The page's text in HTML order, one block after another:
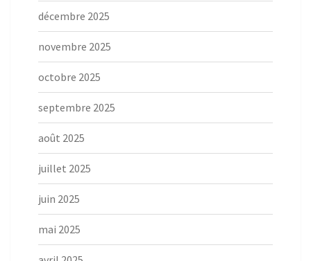
décembre 2025
novembre 2025
octobre 2025
septembre 2025
août 2025
juillet 2025
juin 2025
mai 2025